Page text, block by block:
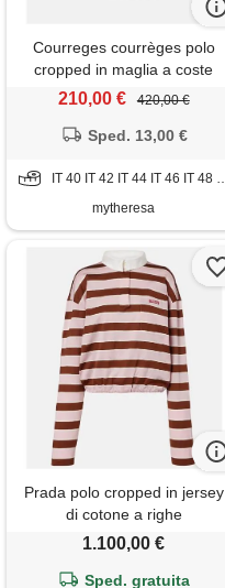
Courreges courrèges polo
cropped in maglia a coste
210,00 € 420,00 €
Sped. 13,00 €
IT 40 IT 42 IT 44 IT 46 IT 48 IT 50
mytheresa
Prada polo cropped in jersey
di cotone a righe
1.100,00 €
Sped. gratuita